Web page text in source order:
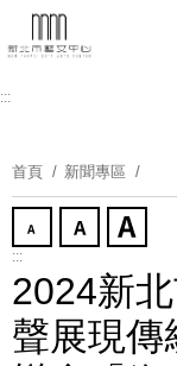
到
要
塊
:::
首頁 新聞專區
:::
2024新
聲展現傳